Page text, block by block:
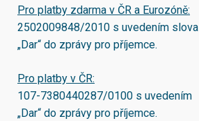
Pro platby zdarma v ČR a Eurozóně:
2502009848/2010 s uvedením slova
„Dar“ do zprávy pro příjemce.
Pro platby v ČR:
107-7380440287/0100 s uvedením
„Dar“ do zprávy pro příjemce.